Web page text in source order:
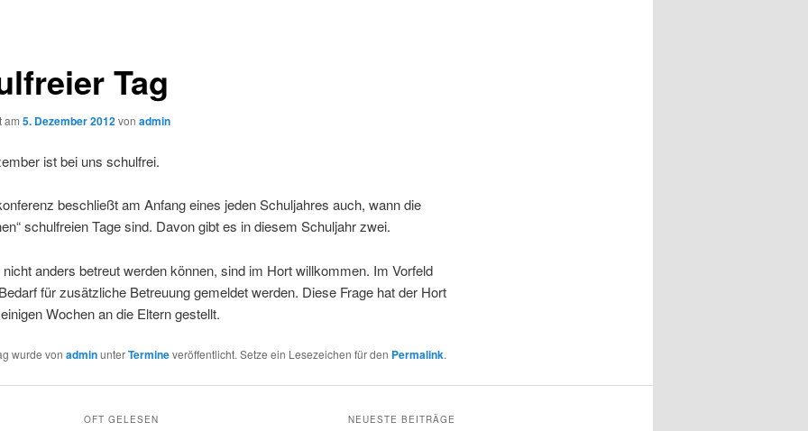
Tag
am 5. Dezember 2012von admin
ist bei uns schulfrei.
beschließt am Anfang eines jeden Schuljahres auch, wann die
schulfreien Tage sind. Davon gibt es in diesem Schuljahr zwei.
nicht anders betreut werden können, sind im Hort willkommen. Im Vorfeld
für zusätzliche Betreuung gemeldet werden. Diese Frage hat der Hort
Wochen an die Eltern gestellt.
wurde von adminunterTermineveröffentlicht. Setze ein Lesezeichen für den Permalink.
OFT GELESEN NEUESTE BEITRÄGE